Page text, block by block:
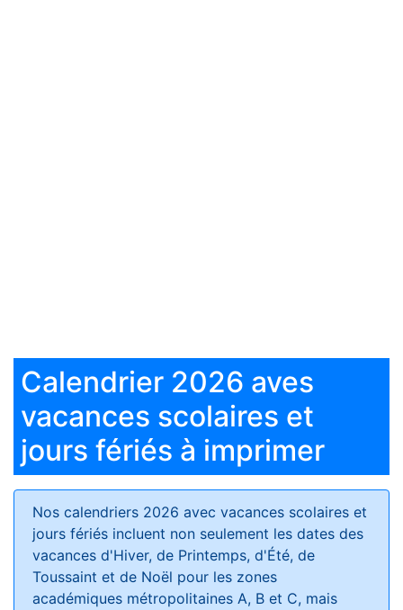
Calendrier 2026 aves
vacances scolaires et
jours fériés à imprimer
Nos calendriers 2026 avec vacances scolaires et
jours fériés incluent non seulement les dates des
vacances d'Hiver, de Printemps, d'Été, de
Toussaint et de Noël pour les zones
académiques métropolitaines A, B et C, mais